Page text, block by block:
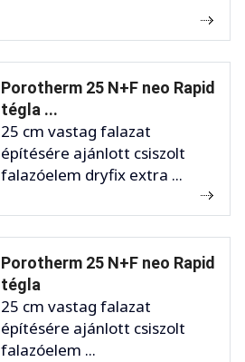
Porotherm 25 N+F neo Rapid
tégla ...
25 cm vastag falazat
építésére ajánlott csiszolt
falazóelem dryfix extra ...
Porotherm 25 N+F neo Rapid
tégla
25 cm vastag falazat
építésére ajánlott csiszolt
falazóelem ...